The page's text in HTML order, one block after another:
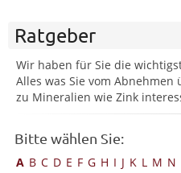
Ratgeber
Wir haben für Sie die
Alles was Sie vom
zu Mineralien wie Zink
Bitte wählen Sie:
A B C D E F G H I J K L M N